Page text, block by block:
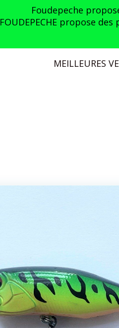
Foudepeche
FOUDEPECHE propose
MEILLEURES